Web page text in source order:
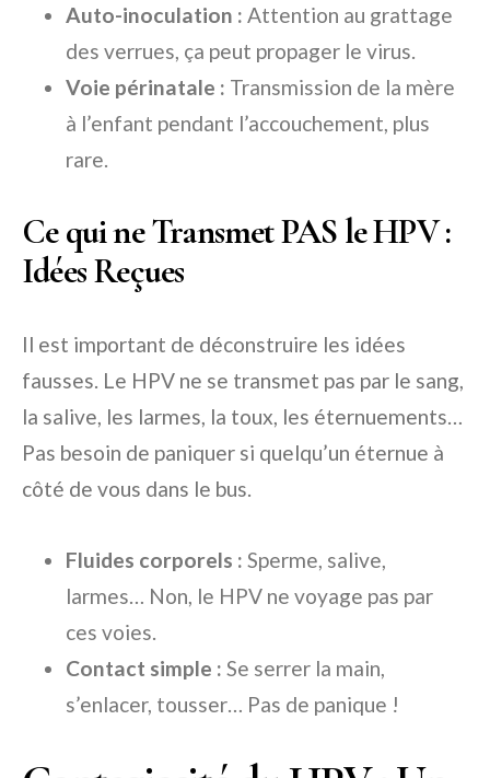
Auto-inoculation : Attention au grattage
des verrues, ça peut propager le virus.
Voie périnatale : Transmission de la mère
à l’enfant pendant l’accouchement, plus
rare.
Ce qui ne Transmet PAS le HPV :
Idées Reçues
Il est important de déconstruire les idées
fausses. Le HPV ne se transmet pas par le sang,
la salive, les larmes, la toux, les éternuements…
Pas besoin de paniquer si quelqu’un éternue à
côté de vous dans le bus.
Fluides corporels : Sperme, salive,
larmes… Non, le HPV ne voyage pas par
ces voies.
Contact simple : Se serrer la main,
s’enlacer, tousser… Pas de panique !